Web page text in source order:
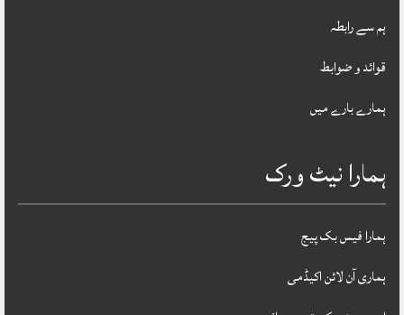
ہم سے رابطہ
قوائد و ضوابط
ہمارے بارے میں
ہمارا نیٹ ورک
ہمارا فیس بک پیج
ہماری آن لائن اکیڈمی